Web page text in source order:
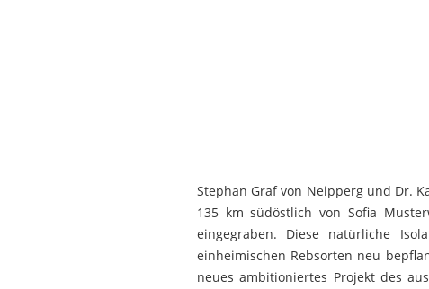
Stephan Graf von Neipperg und Dr.
135 km südöstlich von Sofia
eingegraben. Diese natürliche
einheimischen Rebsorten neu
neues ambitioniertes Projekt des